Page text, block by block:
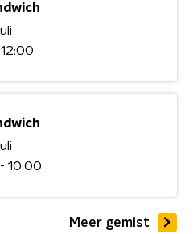
10:00
Meer gemist